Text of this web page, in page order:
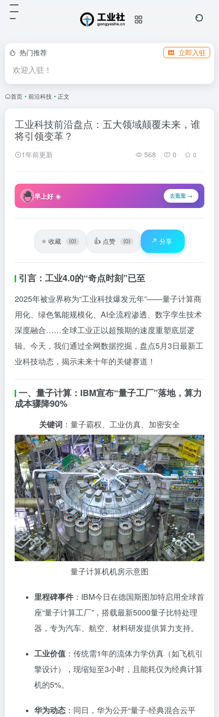
热门推荐 立即入驻
欢迎入驻！
首页 • 前沿科技 • 正文
工业科技前沿盘点：五大领域颠覆未来，谁
将引领变革？
1年前更新 568 0 0
🐣早上好 ☀️ 去逛逛 →
⭐ 收藏 (0) 👍 点赞 (0) ↗️ 分享
引言：工业4.0的“奇点时刻”已至
2025年被业界称为“工业科技爆发元年”——量子计算商
用化、绿色氢能规模化、AI全流程渗透、数字孪生技术
深度融合……全球工业正以超预期的速度重塑底层逻
辑。今天，我们通过全网数据挖掘，盘点5月3日最新工
业科技动态，揭示未来十年的关键赛道！
一、量子计算：IBM宣布“量子工厂”落地，算力
成本骤降90%
关键词 ：量子霸权、工业仿真、加密安全
量子计算机机房示意图
里程碑事件 ：IBM今日在德国斯图加特启用全球首
座“量子计算工厂”，搭载最新5000量子比特处理
器，专为汽车、航空、材料研发提供算力支持。
工业价值 ：传统需1年的流体力学仿真（如飞机引
擎设计），现缩短至3小时，且能耗仅为经典计算
机的5%。
华为动态 ：同日，华为公开“量子-经典混合云平